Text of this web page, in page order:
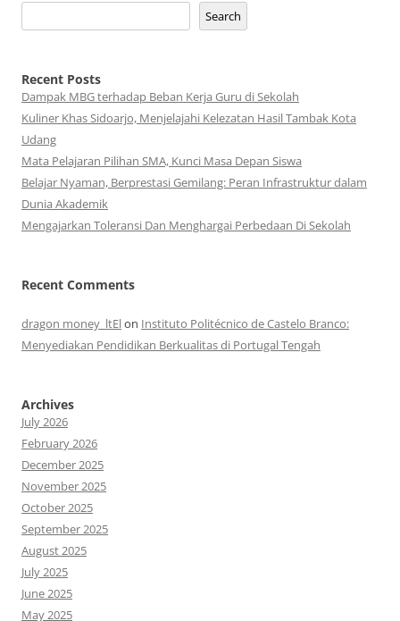
Search
Recent Posts
Dampak MBG terhadap Beban Kerja Guru di Sekolah
Kuliner Khas Sidoarjo, Menjelajahi Kelezatan Hasil Tambak Kota
Udang
Mata Pelajaran Pilihan SMA, Kunci Masa Depan Siswa
Belajar Nyaman, Berprestasi Gemilang: Peran Infrastruktur dalam
Dunia Akademik
Mengajarkan Toleransi Dan Menghargai Perbedaan Di Sekolah
Recent Comments
dragon money_ltElon Instituto Politécnico de Castelo Branco:
Menyediakan Pendidikan Berkualitas di Portugal Tengah
Archives
July 2026
February 2026
December 2025
November 2025
October 2025
September 2025
August 2025
July 2025
June 2025
May 2025